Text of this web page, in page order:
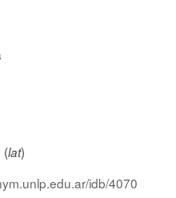
(lat)
idb/4070